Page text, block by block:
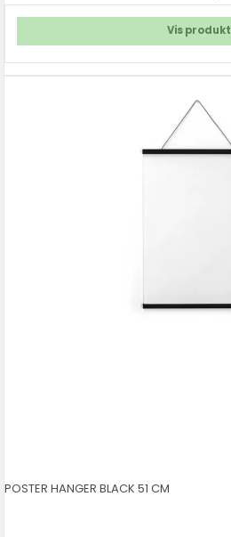
Vis produkt
POSTER HANGER BLACK 51 CM